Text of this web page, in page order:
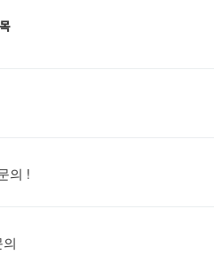
의 !